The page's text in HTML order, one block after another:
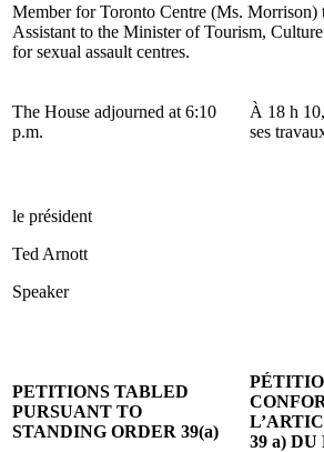
Member for Toronto Centre (Ms. Morrison)
Assistant to the Minister of Tourism,
for sexual assault centres.
The House adjourned at 6:10
p.m.
À 18 h
ses
le président
Ted Arnott
Speaker
PETITIONS TABLED
PURSUANT TO
STANDING ORDER 39(a)
39 a)